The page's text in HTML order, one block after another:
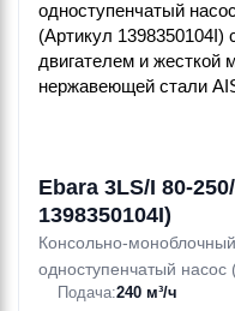
Ebara 3LS/I 80-
1398350104I)
Консольно-
одноступенчатый
и жесткой муфтой (EN
Подача:240 м³/ч